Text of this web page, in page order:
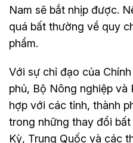
Nam sẽ bắt nhịp được.
quá bất thường về quy
phẩm.
Với sự chỉ đạo của
phủ, Bộ Nông nghiệp và
hợp với các tỉnh, thành
trong những thay đổi
Kỳ, Trung Quốc và các